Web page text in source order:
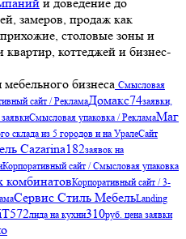
замеров, продаж как
столовые зоны и
коттеджей и бизнес-
бизнеса Смысловая
сайт / РекламаДомакс74заявки,
Смысловая упаковка / РекламаМаг
склада из 5 городов и на УралеСайт
Cazarina182заявок на
Корпоративный сайт / Смысловая упаковка
Корпоративный сайт / 3-
Сервис Стиль МебельLanding
572лида на кухни310руб. цена заявки